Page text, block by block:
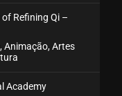
83 (40)
Refining Qi –
Animação, Artes
Academy